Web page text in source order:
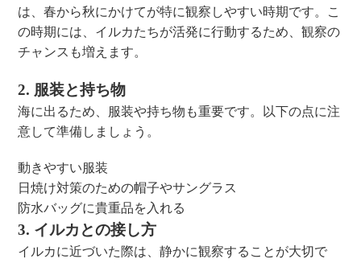
は、春から秋にかけてが特に観察しやすい時期です。こ
の時期には、イルカたちが活発に行動するため、観察の
チャンスも増えます。
2. 服装と持ち物
海に出るため、服装や持ち物も重要です。以下の点に注
意して準備しましょう。
動きやすい服装
日焼け対策のための帽子やサングラス
防水バッグに貴重品を入れる
3. イルカとの接し方
イルカに近づいた際は、静かに観察することが大切で